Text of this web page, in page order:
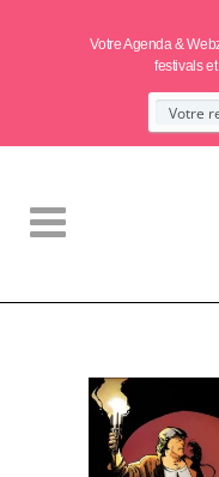
Votre Agenda &
festivals